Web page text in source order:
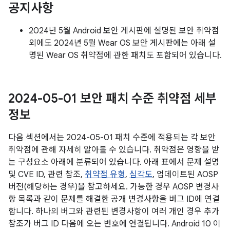
공지사항
2024년 5월 Android 보안 게시판에 설명된 보안 취약점
외에도 2024년 5월 Wear OS 보안 게시판에는 아래 설
명된 Wear OS 취약점에 관한 패치도 포함되어 있습니다.
2024-05-01 보안 패치 수준 취약점 세부
정보
다음 섹션에서는 2024-05-01 패치 수준에 적용되는 각 보안
취약점에 관해 자세히 알아볼 수 있습니다. 취약점은 영향을 받
는 구성요소 아래에 분류되어 있습니다. 아래 표에서 문제 설명
및 CVE ID, 관련 참조, 취약점 유형, 심각도, 업데이트된 AOSP
버전(해당하는 경우)을 참고하세요. 가능한 경우 AOSP 변경사
항 목록과 같이 문제를 해결한 공개 변경사항을 버그 ID에 연결
합니다. 하나의 버그와 관련된 변경사항이 여러 개인 경우 추가
참조가 버그 ID 다음에 오는 번호에 연결됩니다. Android 10 이